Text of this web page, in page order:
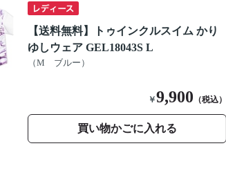
【送料無料】トゥインクルスイム かり
ゆしウェア GEL18043S L
（M ブルー）
￥9,900 （税込）
買い物かごに入れる